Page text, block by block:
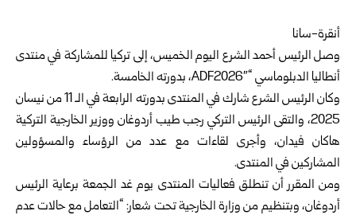
أنقرة-سانا
وصلالرئيس أحمد الشرع اليوم الخميس، إلى تركيا للمشاركة في منتدى
أنطاليا الدبلوماسي “ADF2026″، بدورته الخامسة.
وكان الرئيس الشرع شارك في المنتدى بدورته الرابعة في الـ 11 من نيسان
2025، والتقى الرئيس التركي رجب طيب أردوغان ووزير الخارجية التركية
هاكان فيدان، وأجرى لقاءات مع عدد من الرؤساء والمسؤولين
المشاركين في المنتدى.
ومن المقرر أن تنطلق فعاليات المنتدى يوم غد الجمعة برعاية الرئيس
أردوغان، وبتنظيم من وزارة الخارجية تحت شعار: “التعامل مع حالات عدم